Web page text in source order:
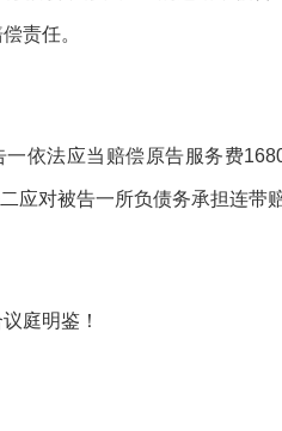
责任。
一依法应当赔偿原告服务费
应对被告一所负债务承担连带
庭明鉴！